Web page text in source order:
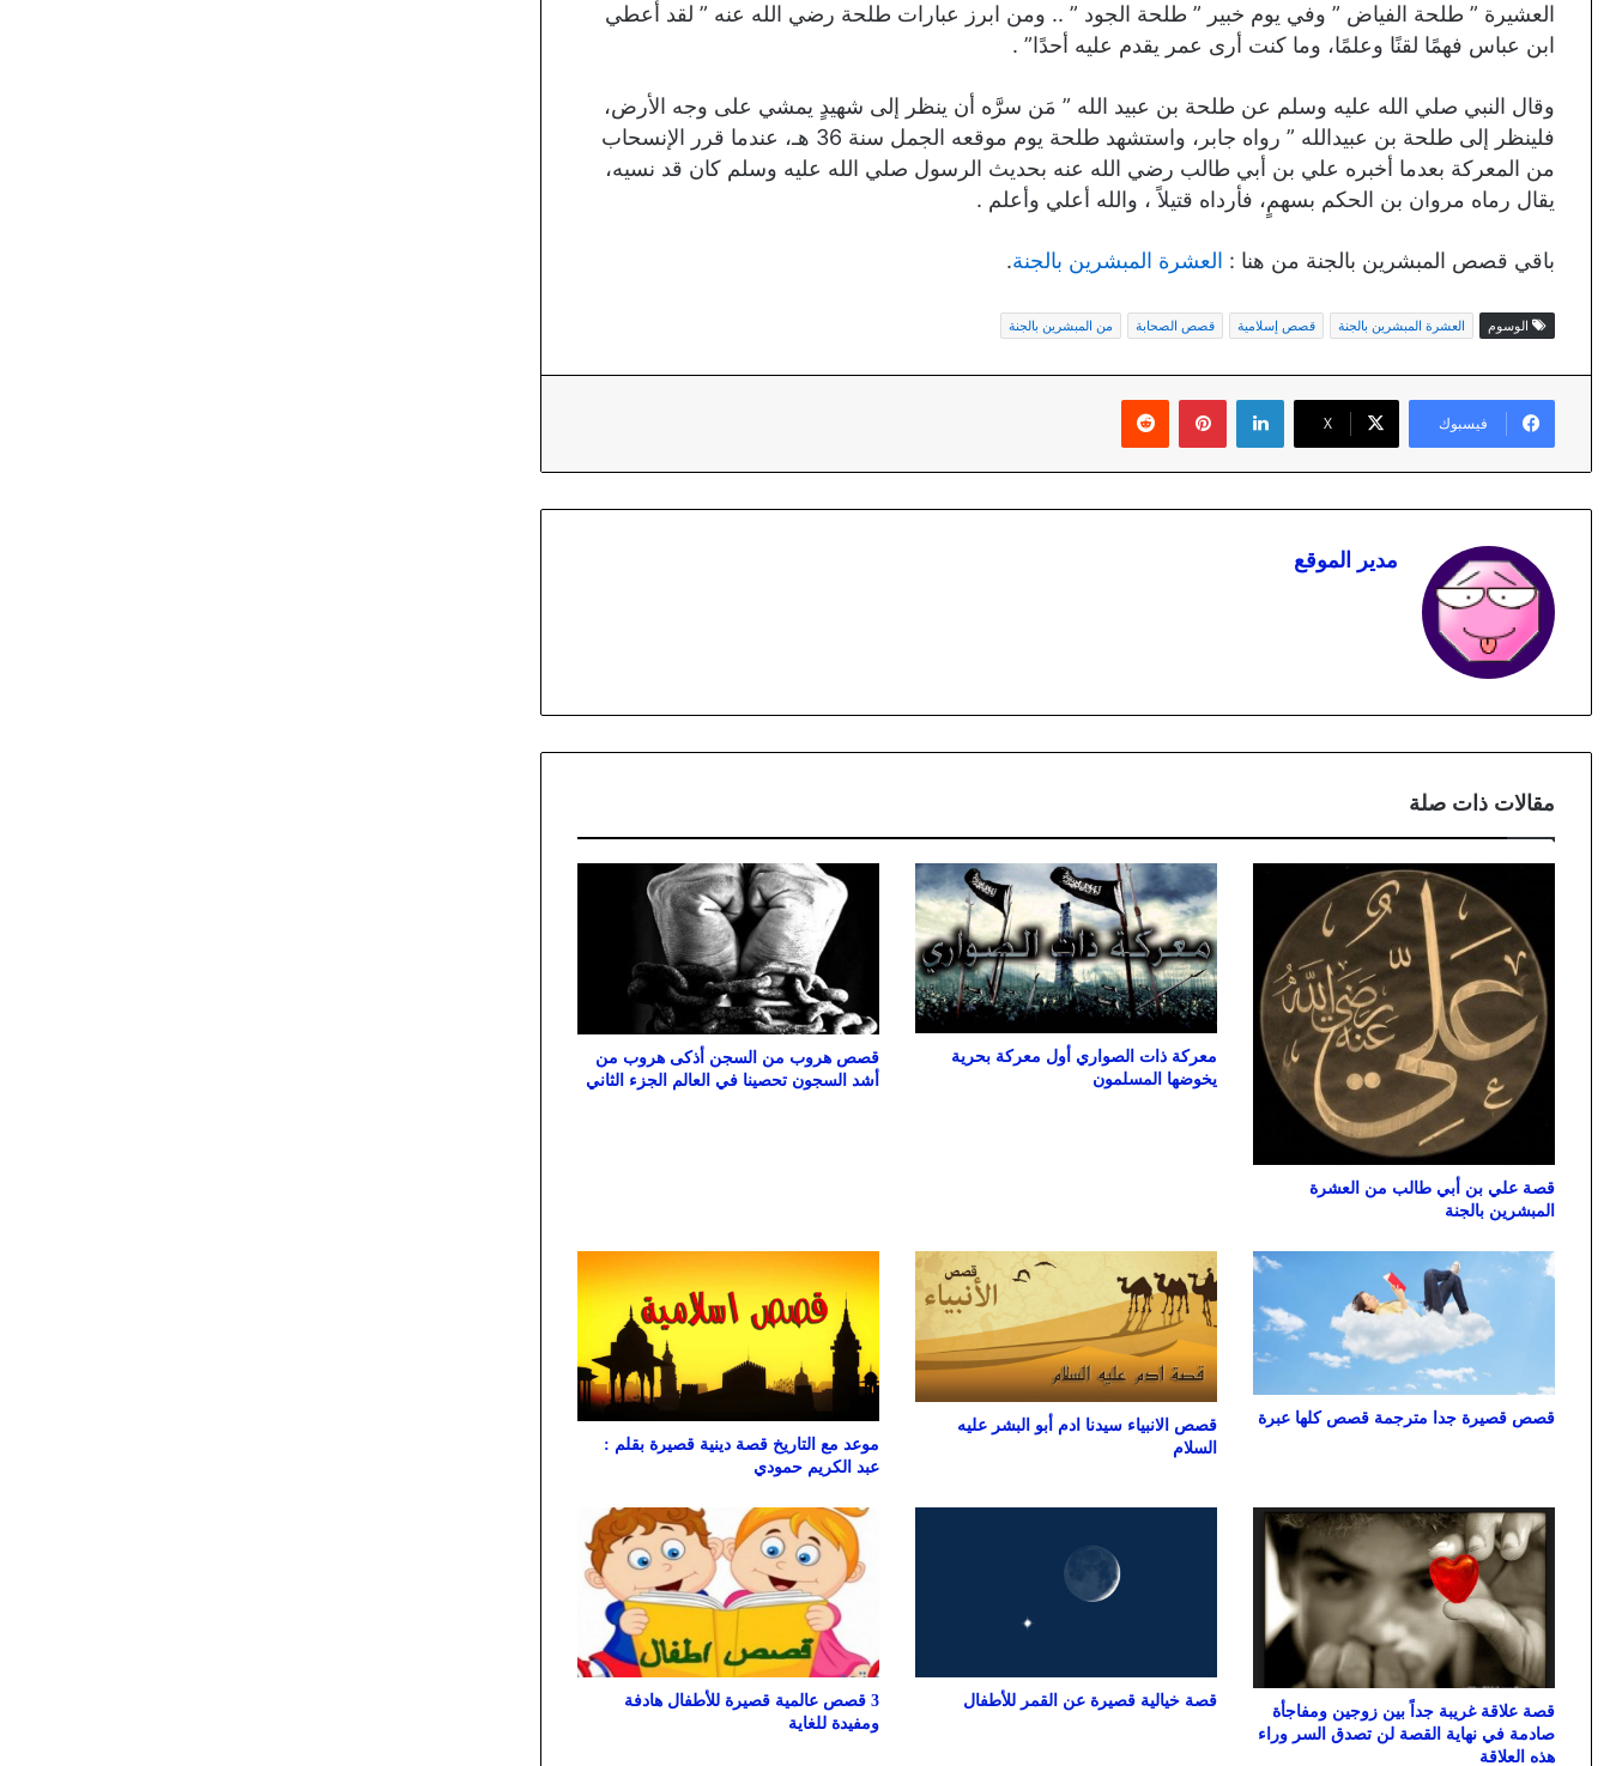
العشيرة ” طلحة الفياض ” وفي يوم خبير ” طلحة الجود ” .. ومن ابرز عبارات طلحة رضي الله عنه ” لقد أُعطي
ابن عباس فهمًا لقنًا وعلمًا، وما كنت أرى عمر يقدم عليه أحدًا” .
وقال النبي صلي الله عليه وسلم عن طلحة بن عبيد الله ” مَن سرَّه أن ينظر إلى شهيدٍ يمشي على وجه الأرض،
فلينظر إلى طلحة بن عبيدالله ” رواه جابر، واستشهد طلحة يوم موقعه الجمل سنة 36 هـ، عندما قرر الإنسحاب
من المعركة بعدما أخبره علي بن أبي طالب رضي الله عنه بحديث الرسول صلي الله عليه وسلم كان قد نسيه،
يقال رماه مروان بن الحكم بسهمٍ، فأرداه قتيلاً ، والله أعلي وأعلم .
باقي قصص المبشرين بالجنة من هنا : العشرة المبشرين بالجنة.
الوسوم العشرة المبشرين بالجنة قصص إسلامية قصص الصحابة من المبشرين بالجنة
فيسبوك X
لينكدإن بينتيريست
مدير الموقع
مقالات ذات صلة
قصة علي بن أبي طالب من العشرة
المبشرين بالجنة
معركة ذات الصواري أول معركة بحرية
يخوضها المسلمون
قصص هروب من السجن أذكى هروب من
أشد السجون تحصينا في العالم الجزء الثاني
قصص قصيرة جدا مترجمة قصص كلها عبرة
قصص الانبياء سيدنا ادم أبو البشر عليه
السلام
موعد مع التاريخ قصة دينية قصيرة بقلم :
عبد الكريم حمودي
قصة علاقة غريبة جداً بين زوجين ومفاجأة
صادمة في نهاية القصة لن تصدق السر وراء
هذه العلاقة
قصة خيالية قصيرة عن القمر للأطفال
3 قصص عالمية قصيرة للأطفال هادفة
ومفيدة للغاية